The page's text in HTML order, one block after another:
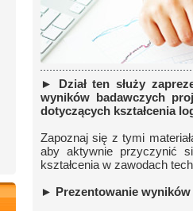
► Dział ten służy
wyników badawczych
dotyczących kształcenia
Zapoznaj się z tymi
aby aktywnie przyczynić
kształcenia w zawodach
► Prezentowanie